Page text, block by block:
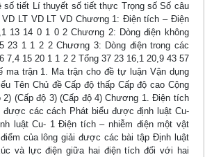
số tiết Lí thuyết số tiết thực Trọng số Số câu
LT VD LT VD Chương 1: Điện tích – Điện
13 14 0 1 0 2 Chương 2: Dòng điện không
23 1 1 2 2 Chương 3: Dòng điện trong các
7,4 15 20 1 1 2 2 Tổng 37 23 16,1 20,9 43 57
ma trận 1. Ma trận cho đề tự luận Vận dụng
Tên Chủ đề Cấp độ thấp Cấp độ cao Cộng
2) (Cấp độ 3) (Cấp độ 4) Chương 1. Điện tích
các cách Phát biểu được định luật Cu-
luật Cu- 1 Điện tích – nhiễm điện một vật
của lông giải được các bài tập Định luật
và lực điện giữa hai điện tích đối với hai